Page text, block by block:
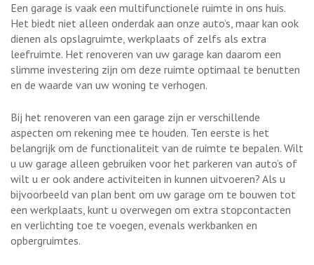
Een garage is vaak een multifunctionele ruimte in ons huis.
Het biedt niet alleen onderdak aan onze auto’s, maar kan ook
dienen als opslagruimte, werkplaats of zelfs als extra
leefruimte. Het renoveren van uw garage kan daarom een
slimme investering zijn om deze ruimte optimaal te benutten
en de waarde van uw woning te verhogen.
Bij het renoveren van een garage zijn er verschillende
aspecten om rekening mee te houden. Ten eerste is het
belangrijk om de functionaliteit van de ruimte te bepalen. Wilt
u uw garage alleen gebruiken voor het parkeren van auto’s of
wilt u er ook andere activiteiten in kunnen uitvoeren? Als u
bijvoorbeeld van plan bent om uw garage om te bouwen tot
een werkplaats, kunt u overwegen om extra stopcontacten
en verlichting toe te voegen, evenals werkbanken en
opbergruimtes.